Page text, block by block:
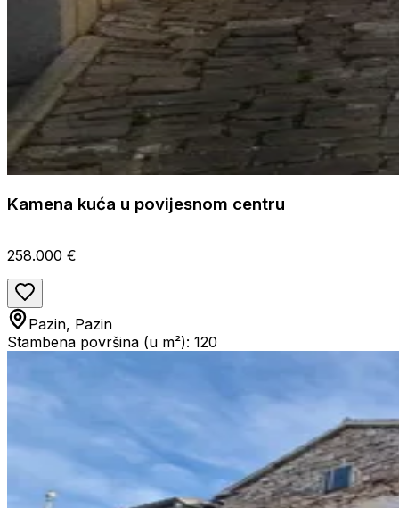
Kamena kuća u povijesnom centru
258.000 €
Pazin, Pazin
Stambena površina (u m²): 120